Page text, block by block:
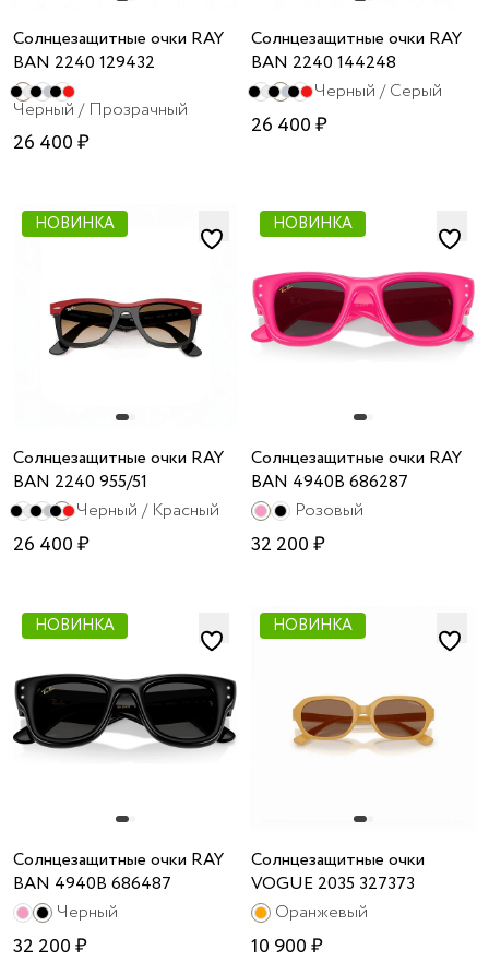
Солнцезащитные очки RAY
BAN 2240 129432
Черный / Прозрачный
26 400 ₽
Солнцезащитные очки RAY
BAN 2240 144248
Черный / Cерый
26 400 ₽
НОВИНКА
Солнцезащитные очки RAY
BAN 2240 955/51
Черный / Красный
26 400 ₽
НОВИНКА
Солнцезащитные очки RAY
BAN 4940B 686287
Розовый
32 200 ₽
НОВИНКА
Солнцезащитные очки RAY
BAN 4940B 686487
Черный
32 200 ₽
НОВИНКА
Солнцезащитные очки
VOGUE 2035 327373
Оранжевый
10 900 ₽